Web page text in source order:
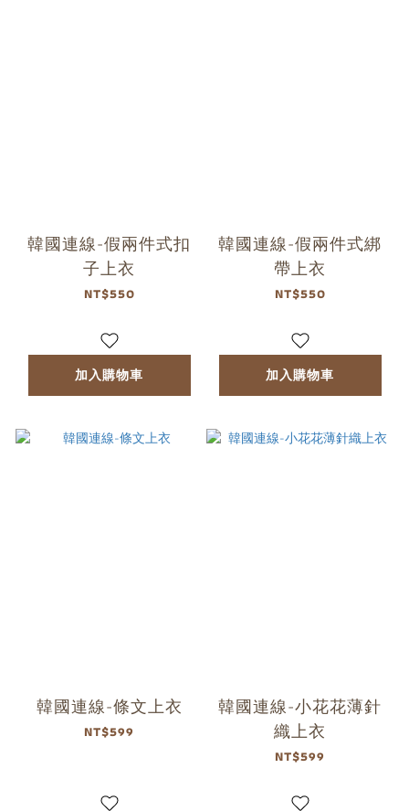
韓國連線-假兩件式扣
子上衣
NT$550
加入購物車
韓國連線-假兩件式綁
帶上衣
NT$550
加入購物車
韓國連線-條文上衣
NT$599
韓國連線-小花花薄針
織上衣
NT$599